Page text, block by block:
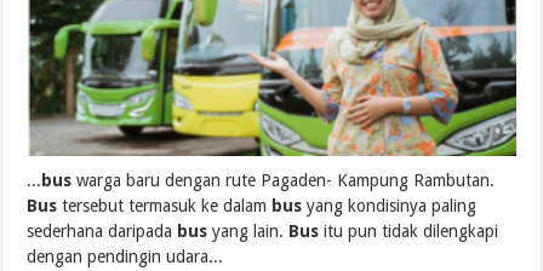
...bus warga baru dengan rute Pagaden- Kampung Rambutan.
Bus tersebut termasuk ke dalam bus yang kondisinya paling
sederhana daripada bus yang lain. Bus itu pun tidak dilengkapi
dengan pendingin udara...